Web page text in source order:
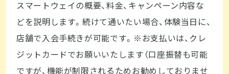
スマートウェイの概要、料金、キャンペーン内容な
どを説明します。続けて通いたい場合、体験当日に、
店舗で入会手続きが可能です。※お支払いは、クレ
ジットカードでお願いいたします（口座振替も可能
ですが、機能が制限されるためお勧めしておりませ